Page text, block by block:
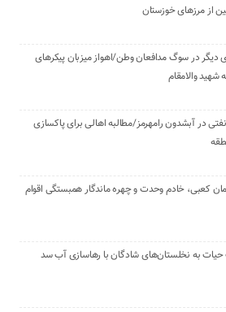
از مرزهای خوزستان
دیگر در سوگ مدافعان وطن/اهواز میزبان پیکرهای
والامقام
در آبشدون رامهرمز/مطالبه اهالی برای پاکسازی
کعبی، خادم وحدت و چهره ماندگار همبستگی اقوام
به نخلستان‌های شادگان با رهاسازی آب سد